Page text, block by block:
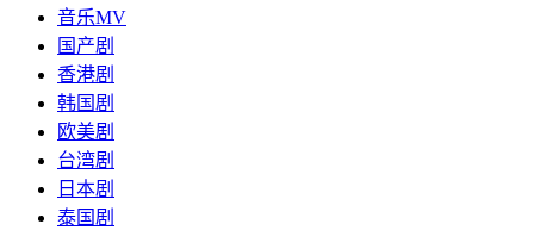
音乐MV
国产剧
香港剧
韩国剧
欧美剧
台湾剧
日本剧
泰国剧